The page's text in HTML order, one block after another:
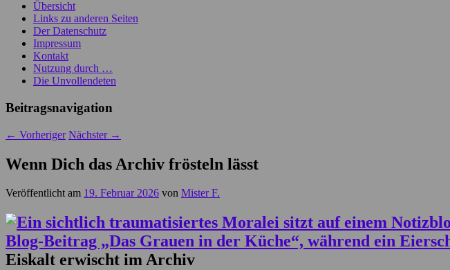
Übersicht
Links zu anderen Seiten
Der Datenschutz
Impressum
Kontakt
Nutzung durch …
Die Unvollendeten
Beitragsnavigation
← Vorheriger Nächster →
Wenn Dich das Archiv frösteln lässt
Veröffentlicht am 19. Februar 2026 von Mister F.
Eiskalt erwischt im Archiv